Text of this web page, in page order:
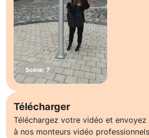
Télécharger
Téléchargez votre vidéo et envoyez
à nos monteurs vidéo